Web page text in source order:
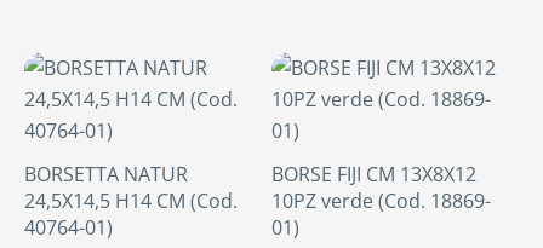
BORSETTA NATUR
24,5X14,5 H14 CM (Cod.
40764-01)
BORSE FIJI CM 13X8X12
10PZ verde (Cod. 18869-
01)